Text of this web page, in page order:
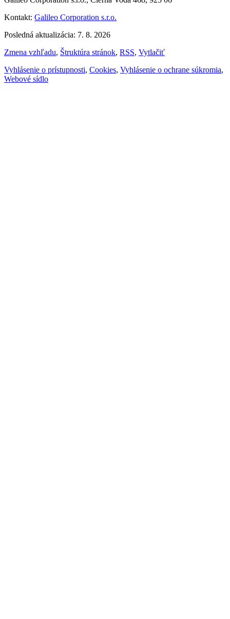
Kontakt: Galileo Corporation s.r.o.
Posledná aktualizácia: 7. 8. 2026
Zmena vzhľadu, Štruktúra stránok, RSS, Vytlačiť
Vyhlásenie o prístupnosti, Cookies, Vyhlásenie o ochrane súkromia,
Webové sídlo